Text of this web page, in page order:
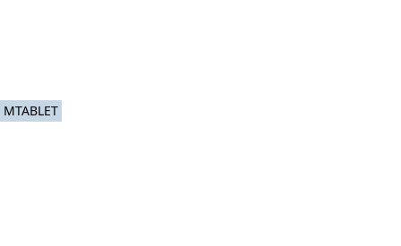
MTABLET